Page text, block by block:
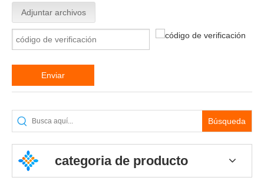
Adjuntar archivos
Enviar
Búsqueda
categoria de producto